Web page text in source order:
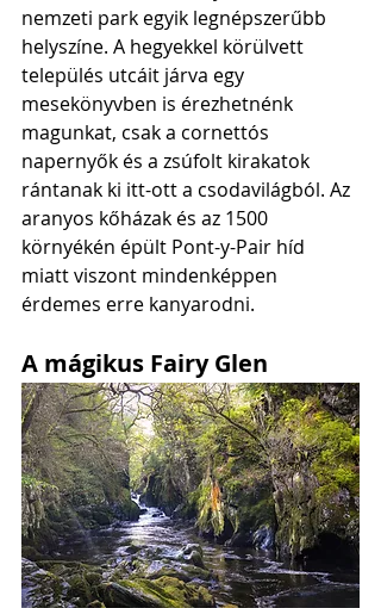
nemzeti park egyik legnépszerűbb
helyszíne. A hegyekkel körülvett
település utcáit járva egy
mesekönyvben is érezhetnénk
magunkat, csak a cornettós
napernyők és a zsúfolt kirakatok
rántanak ki itt-ott a csodavilágból. Az
aranyos kőházak és az 1500
környékén épült Pont-y-Pair híd
miatt viszont mindenképpen
érdemes erre kanyarodni.
A mágikus Fairy Glen